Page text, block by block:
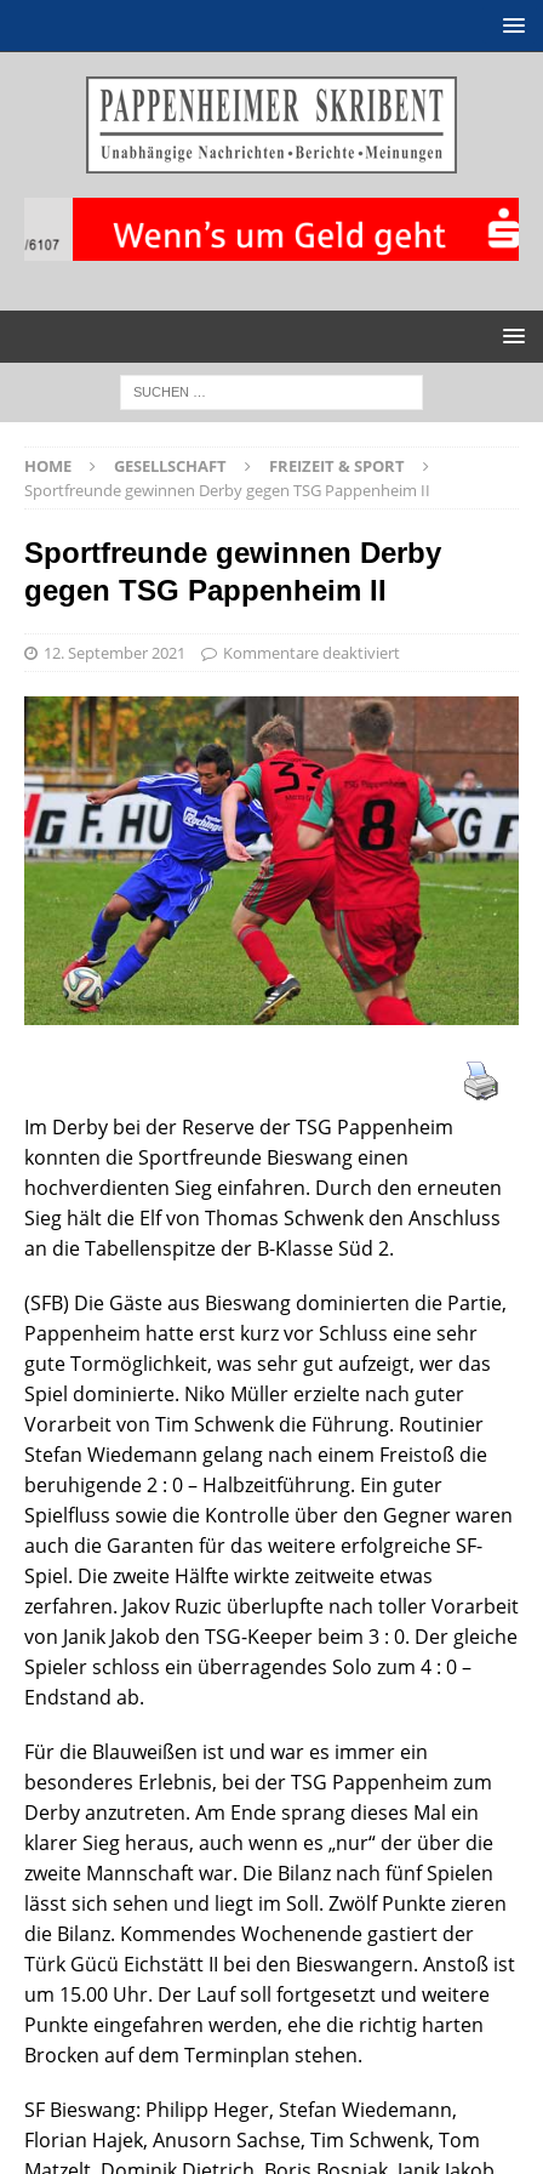
HOME GESELLSCHAFT
FREIZEIT & SPORT
Sportfreunde gewinnen Derby gegen TSG Pappenheim II
Sportfreunde gewinnen Derby
gegen TSG Pappenheim II
12. September 2021 Kommentare deaktiviert
Im Derby bei der Reserve der TSG Pappenheim
konnten die Sportfreunde Bieswang einen
hochverdienten Sieg einfahren. Durch den erneuten
Sieg hält die Elf von Thomas Schwenk den Anschluss
an die Tabellenspitze der B-Klasse Süd 2.
(SFB) Die Gäste aus Bieswang dominierten die Partie,
Pappenheim hatte erst kurz vor Schluss eine sehr
gute Tormöglichkeit, was sehr gut aufzeigt, wer das
Spiel dominierte. Niko Müller erzielte nach guter
Vorarbeit von Tim Schwenk die Führung. Routinier
Stefan Wiedemann gelang nach einem Freistoß die
beruhigende 2 : 0 – Halbzeitführung. Ein guter
Spielfluss sowie die Kontrolle über den Gegner waren
auch die Garanten für das weitere erfolgreiche SF-
Spiel. Die zweite Hälfte wirkte zeitweite etwas
zerfahren. Jakov Ruzic überlupfte nach toller Vorarbeit
von Janik Jakob den TSG-Keeper beim 3 : 0. Der gleiche
Spieler schloss ein überragendes Solo zum 4 : 0 –
Endstand ab.
Für die Blauweißen ist und war es immer ein
besonderes Erlebnis, bei der TSG Pappenheim zum
Derby anzutreten. Am Ende sprang dieses Mal ein
klarer Sieg heraus, auch wenn es „nur“ der über die
zweite Mannschaft war. Die Bilanz nach fünf Spielen
lässt sich sehen und liegt im Soll. Zwölf Punkte zieren
die Bilanz. Kommendes Wochenende gastiert der
Türk Gücü Eichstätt II bei den Bieswangern. Anstoß ist
um 15.00 Uhr. Der Lauf soll fortgesetzt und weitere
Punkte eingefahren werden, ehe die richtig harten
Brocken auf dem Terminplan stehen.
SF Bieswang: Philipp Heger, Stefan Wiedemann,
Florian Hajek, Anusorn Sachse, Tim Schwenk, Tom